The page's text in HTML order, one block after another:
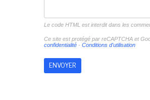
Le code HTML est interdit dans les
Ce site est protégé par reCAPTCHA et
confidentialité- Conditions d'utilisation